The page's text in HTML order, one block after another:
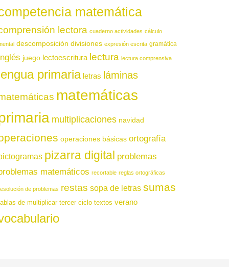
matemática
lectora cuaderno actividades cálculo
descomposición divisiones expresión escrita gramática
juego lectoescritura lectura lectura comprensiva
primaria letras láminas
matemáticas
multiplicaciones navidad
operaciones básicas ortografía
pizarra digital problemas
matemáticos recortable reglas ortográficas
de problemas restas sopa de letras sumas
de multiplicar tercer ciclo textos verano